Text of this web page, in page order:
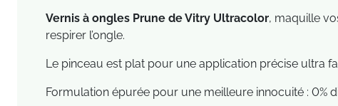
Vernis à ongles Prune de Vitry Ultracolor, maquille
respirer l’ongle.
Le pinceau est plat pour une application précise ultra
Formulation épurée pour une meilleure innocuité :